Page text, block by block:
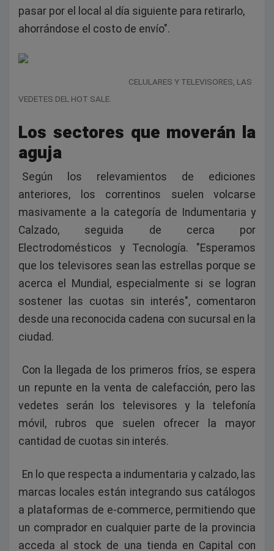
pasar por el local al día siguiente para retirarlo,
ahorrándose el costo de envío".
CELULARES Y TELEVISORES, LAS
VEDETES DEL HOT SALE.
Los sectores que moverán la
aguja
Según los relevamientos de ediciones
anteriores, los correntinos suelen volcarse
masivamente a la categoría de Indumentaria y
Calzado, seguida de cerca por
Electrodomésticos y Tecnología. "Esperamos
que los televisores sean las estrellas porque se
acerca el Mundial, especialmente si se logran
sostener las cuotas sin interés", comentaron
desde una reconocida cadena con sucursal en la
ciudad.
Con la llegada de los primeros fríos, se espera
un repunte en la venta de calefacción, pero las
vedetes serán los televisores y la telefonía
móvil, rubros que suelen ofrecer la mayor
cantidad de cuotas sin interés.
En lo que respecta a indumentaria y calzado, las
marcas locales están integrando sus catálogos
a plataformas de e-commerce, permitiendo que
un comprador en cualquier parte de la provincia
acceda al stock de una tienda en Capital con